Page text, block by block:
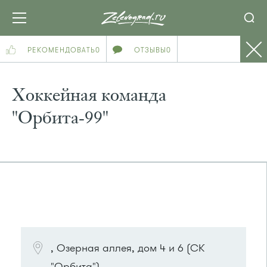
РЕКОМЕНДОВАТЬ0 ОТЗЫВЫ0
Хоккейная команда
"Орбита-99"
, Озерная аллея, дом 4 и 6 (СК